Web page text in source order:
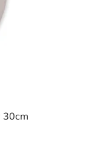
30cm